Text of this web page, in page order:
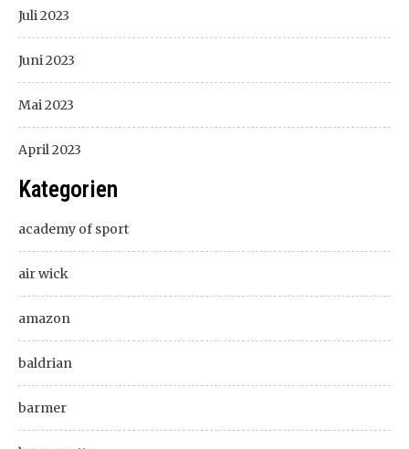
Juli 2023
Juni 2023
Mai 2023
April 2023
Kategorien
academy of sport
air wick
amazon
baldrian
barmer